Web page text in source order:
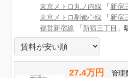
東京メトロ丸ノ内線 「新宿
東京メトロ副都心線 「新宿
都営新宿線 「新宿三丁目 」
27.4万円 管理